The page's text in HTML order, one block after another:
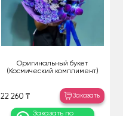
Оригинальный букет
(Космический комплимент)
22 260 ₸ Заказать
Заказать по